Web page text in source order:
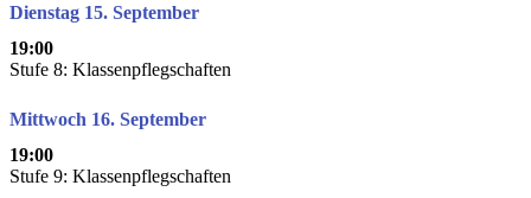
Dienstag 15. September
19:00
Stufe 8: Klassenpflegschaften
Mittwoch 16. September
19:00
Stufe 9: Klassenpflegschaften